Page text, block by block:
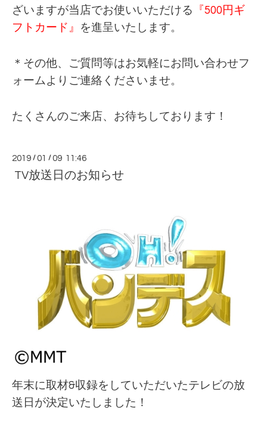
ざいますが当店でお使いいただける
『500円ギ
フトカード』
を進呈いたします。
＊その他、ご質問等はお気軽にお問い合わせフ
ォームよりご連絡くださいませ。
たくさんのご来店、お待ちしております！
2019 /01 /09 11:46
TV放送日のお知らせ
年末に取材&収録をしていただいたテレビの放
送日が決定いたしました！